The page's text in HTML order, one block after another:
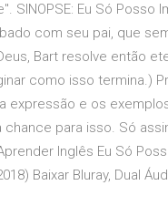
SINOPSE: Eu Só
com seu pai, que
Bart resolve então
como isso termina.)
expressão e os
chance para isso. Só
Inglês Eu Só
Baixar Bluray, Dual